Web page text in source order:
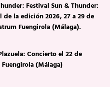
Festival Sun & Thunder:
de la edición 2026, 27 a 29 de
Fuengirola (Málaga).
Concierto el 22 de
(Málaga)